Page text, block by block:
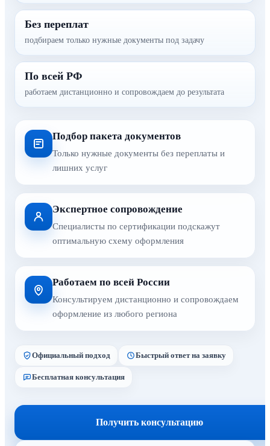
Без переплат
подбираем только нужные документы под задачу
По всей РФ
работаем дистанционно и сопровождаем до результата
Подбор пакета документов
Только нужные документы без переплаты и
лишних услуг
Экспертное сопровождение
Специалисты по сертификации подскажут
оптимальную схему оформления
Работаем по всей России
Консультируем дистанционно и сопровождаем
оформление из любого региона
Официальный подход Быстрый ответ на заявку
Бесплатная консультация
Получить консультацию